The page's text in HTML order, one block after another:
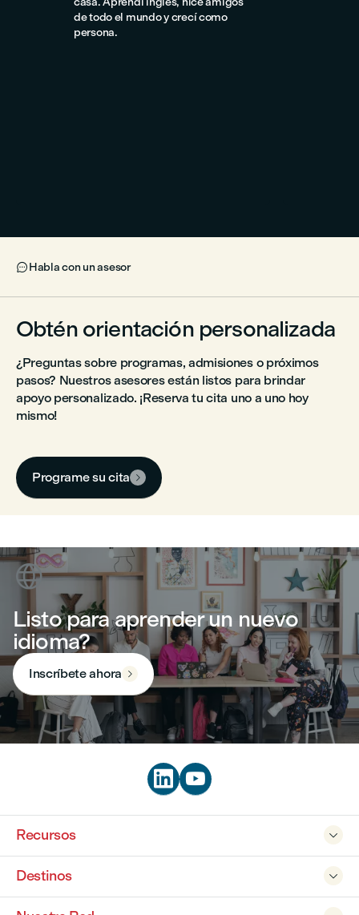
de todo el mundo y crecí como
persona.
Habla con un asesor
Obtén orientación personalizada
¿Preguntas sobre programas, admisiones o próximos
pasos? Nuestros asesores están listos para brindar
apoyo personalizado. ¡Reserva tu cita uno a uno hoy
mismo!
Programe su cita 

Listo para aprender un nuevo
idioma?
Inscríbete ahora 
 

Recursos

Destinos